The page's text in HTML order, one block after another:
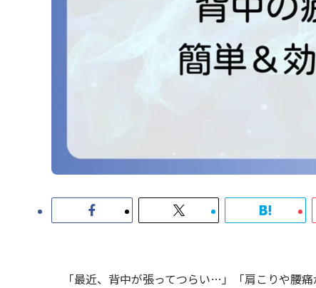
「最近、背中が張ってつらい…」「肩こりや腰